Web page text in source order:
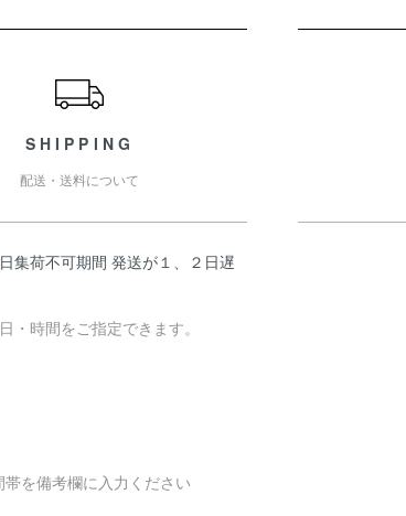
SHIPPING
配送・送料について
集荷不可期間 発送が１、２日遅
・時間をご指定できます。
帯を備考欄に入力ください